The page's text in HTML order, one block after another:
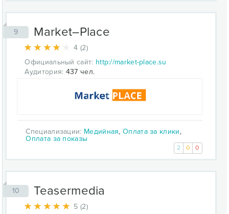
9 Market–Place
4 (2)
Официальный сайт: http://market-place.su
Аудитория: 437 чел.
Специализации: Медийная,Оплата за клики,
Оплата за показы
2 0 0
10 Teasermedia
5 (2)